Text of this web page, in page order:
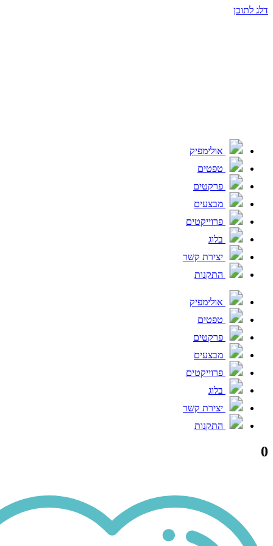
דלג לתוכן
אולימפיק
טפטים
פרקטים
מבצעים
פרוייקטים
בלוג
יצירת קשר
התקנות
אולימפיק
טפטים
פרקטים
מבצעים
פרוייקטים
בלוג
יצירת קשר
התקנות
0